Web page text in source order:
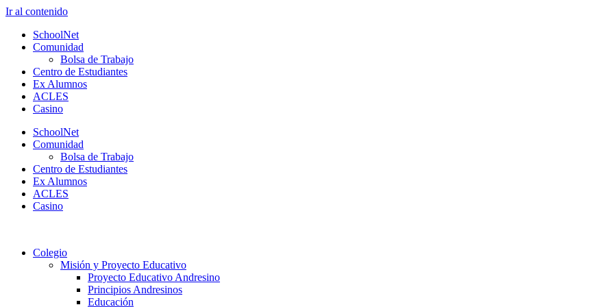
Ir al contenido
SchoolNet
Comunidad
Bolsa de Trabajo
Centro de Estudiantes
Ex Alumnos
ACLES
Casino
SchoolNet
Comunidad
Bolsa de Trabajo
Centro de Estudiantes
Ex Alumnos
ACLES
Casino
Colegio
Misión y Proyecto Educativo
Proyecto Educativo Andresino
Principios Andresinos
Educación